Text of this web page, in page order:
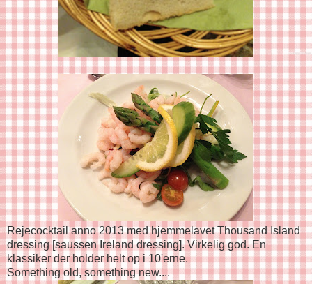
Rejecocktail anno 2013 med hjemmelavet Thousand Island
dressing [saussen Ireland dressing]. Virkelig god. En
klassiker der holder helt op i 10'erne.
Something old, something new....